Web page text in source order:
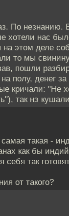
По незнанию.
хотели нас
этом деле
то мы
пошли
полу, денег
кричали: "Не
так нэ
такая -
как бы
так
от такого?